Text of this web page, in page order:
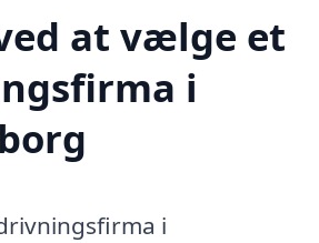
at vælge et
i
i